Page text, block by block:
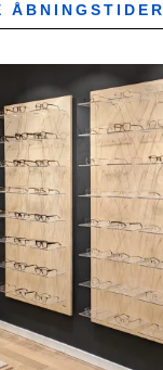
ÅBNINGSTIDER